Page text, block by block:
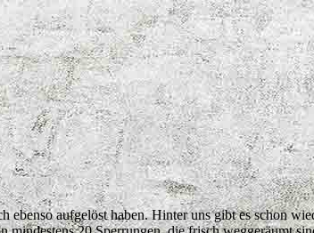
aufgelöst haben. Hinter uns gibt es schon